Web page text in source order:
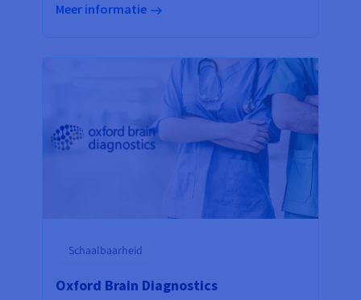
Meer informatie
Schaalbaarheid
Oxford Brain Diagnostics